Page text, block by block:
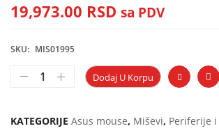
19,973.00 RSD sa PDV
SKU: MIS01995
Dodaj U Korpu
KATEGORIJE Asus mouse, Miševi, Periferije